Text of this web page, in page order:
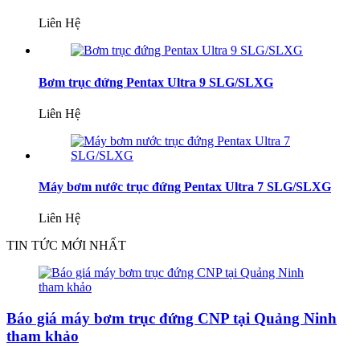
Liên Hệ
Bơm trục đứng Pentax Ultra 9 SLG/SLXG
Liên Hệ
Máy bơm nước trục đứng Pentax Ultra 7 SLG/SLXG
Liên Hệ
TIN TỨC MỚI NHẤT
Báo giá máy bơm trục đứng CNP tại Quảng Ninh
tham khảo